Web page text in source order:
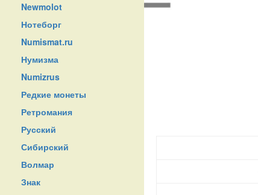
Newmolot
Нотеборг
Numismat.ru
Нумизма
Numizrus
Редкие монеты
Ретромания
Русский
Сибирский
Волмар
Знак